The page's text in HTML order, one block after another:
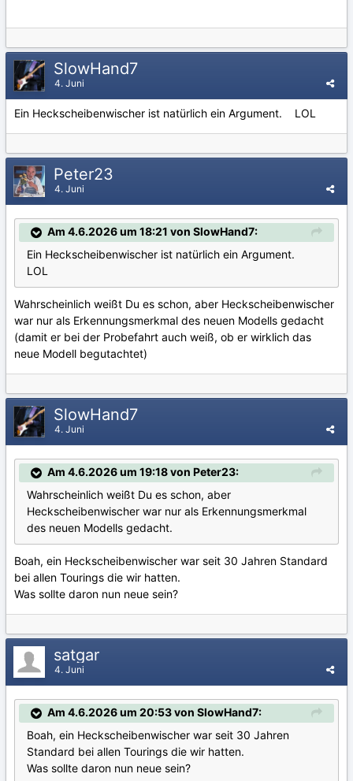
SlowHand7
4. Juni
Ein Heckscheibenwischer ist natürlich ein Argument. LOL
Peter23
4. Juni
Am 4.6.2026 um 18:21 von SlowHand7:
Ein Heckscheibenwischer ist natürlich ein Argument.
LOL
Wahrscheinlich weißt Du es schon, aber Heckscheibenwischer
war nur als Erkennungsmerkmal des neuen Modells gedacht
(damit er bei der Probefahrt auch weiß, ob er wirklich das
neue Modell begutachtet)
SlowHand7
4. Juni
Am 4.6.2026 um 19:18 von Peter23:
Wahrscheinlich weißt Du es schon, aber
Heckscheibenwischer war nur als Erkennungsmerkmal
des neuen Modells gedacht.
Boah, ein Heckscheibenwischer war seit 30 Jahren Standard
bei allen Tourings die wir hatten.
Was sollte daron nun neue sein?
satgar
4. Juni
Am 4.6.2026 um 20:53 von SlowHand7:
Boah, ein Heckscheibenwischer war seit 30 Jahren
Standard bei allen Tourings die wir hatten.
Was sollte daron nun neue sein?